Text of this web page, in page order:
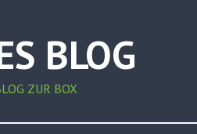
BLOG
ZUR BOX